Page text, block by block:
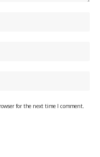
for the next time I comment.